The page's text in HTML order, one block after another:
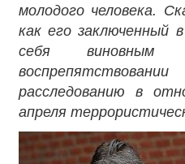
молодого человека.
как его заключенный
себя
расследованию в
апреля